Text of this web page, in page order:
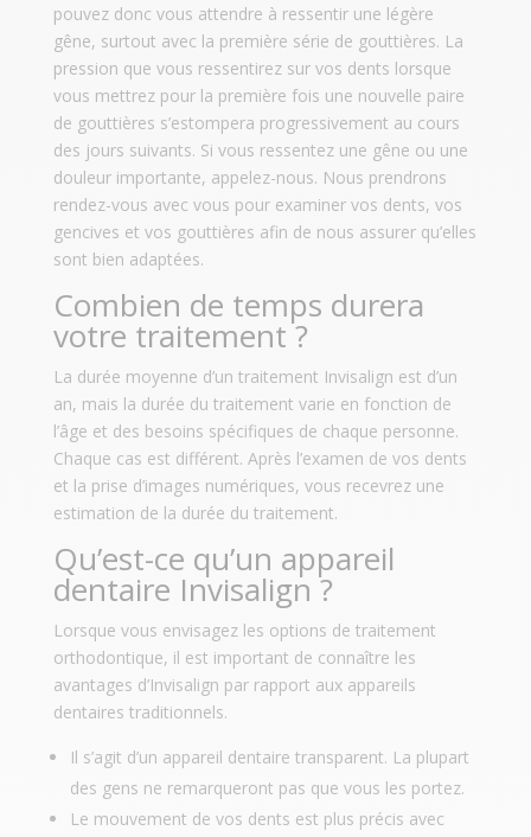
pouvez donc vous attendre à ressentir une légère
gêne, surtout avec la première série de gouttières. La
pression que vous ressentirez sur vos dents lorsque
vous mettrez pour la première fois une nouvelle paire
de gouttières s’estompera progressivement au cours
des jours suivants. Si vous ressentez une gêne ou une
douleur importante, appelez-nous. Nous prendrons
rendez-vous avec vous pour examiner vos dents, vos
gencives et vos gouttières afin de nous assurer qu’elles
sont bien adaptées.
Combien de temps durera
votre traitement ?
La durée moyenne d’un traitement Invisalign est d’un
an, mais la durée du traitement varie en fonction de
l’âge et des besoins spécifiques de chaque personne.
Chaque cas est différent. Après l’examen de vos dents
et la prise d’images numériques, vous recevrez une
estimation de la durée du traitement.
Qu’est-ce qu’un appareil
dentaire Invisalign ?
Lorsque vous envisagez les options de traitement
orthodontique, il est important de connaître les
avantages d’Invisalign par rapport aux appareils
dentaires traditionnels.
Il s’agit d’un appareil dentaire transparent. La plupart
des gens ne remarqueront pas que vous les portez.
Le mouvement de vos dents est plus précis avec